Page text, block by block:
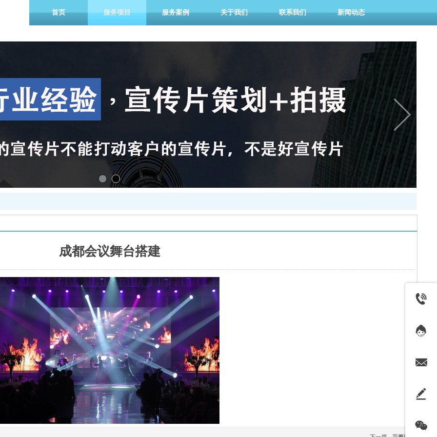
首页 服务项目 服务案例 关于我们 联系我们 新闻动态
成都会议舞台搭建